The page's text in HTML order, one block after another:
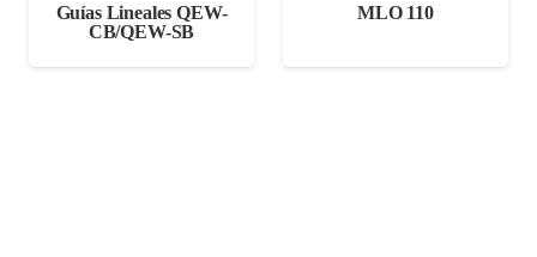
Guías Lineales QEW-
CB/QEW-SB
MLO 110